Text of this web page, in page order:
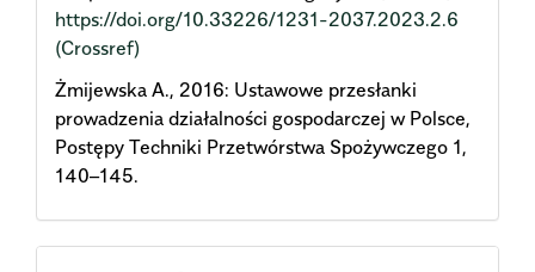
https://doi.org/10.33226/1231-2037.2023.2.6
(Crossref)
Żmijewska A., 2016: Ustawowe przesłanki
prowadzenia działalności gospodarczej w Polsce,
Postępy Techniki Przetwórstwa Spożywczego 1,
140–145.